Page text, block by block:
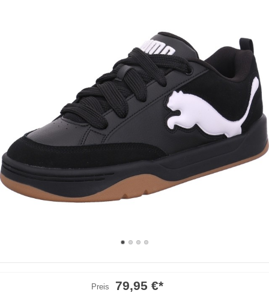
Preis 79,95 €*